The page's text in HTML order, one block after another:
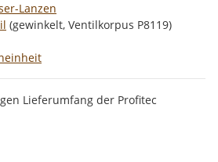
Lanzen
(gewinkelt, Ventilkorpus P8119)
Lieferumfang der Profitec